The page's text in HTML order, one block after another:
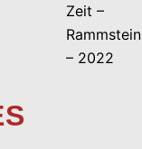
Zeit –
Rammstein
– 2022